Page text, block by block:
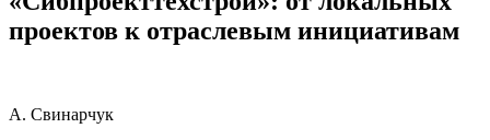
проектов к отраслевым инициативам
А. Свинарчук